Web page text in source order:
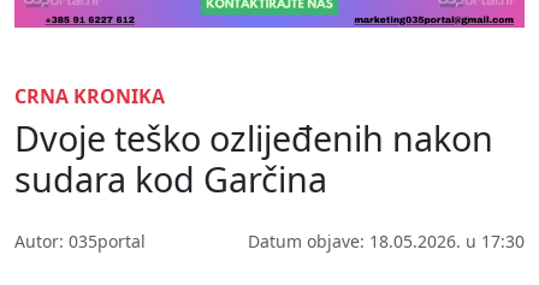
CRNA KRONIKA
Dvoje teško ozlijeđenih nakon
sudara kod Garčina
Autor: 035portal Datum objave: 18.05.2026. u 17:30